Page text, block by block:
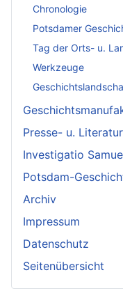
Chronologie
Potsdamer
Tag der Orts- u.
Werkzeuge
Presse- u.
Investigatio
Potsdam-
Archiv
Impressum
Datenschutz
Seitenübersicht